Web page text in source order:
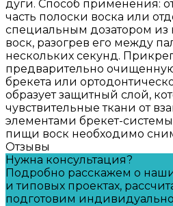
дуги. Способ применения:
часть полоски воска или
специальным дозатором из
воск, разогрев его между
нескольких секунд.
предварительно
брекета или
образует защитный слой,
чувствительные ткани от
элементами брекет-
пищи воск необходимо
Отзывы
Нужна консультация?
Подробно расскажем о
и типовых проектах,
подготовим